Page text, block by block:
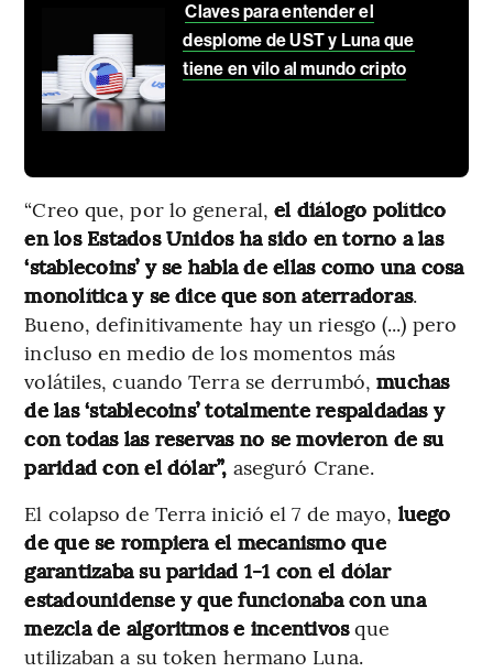
Claves para entender el
desplome de UST y Luna que
tiene en vilo al mundo cripto
“Creo que, por lo general,el diálogo político
en los Estados Unidos ha sido en torno a las
‘stablecoins’ y se habla de ellas como una cosa
monolítica y se dice que son aterradoras.
Bueno, definitivamente hay un riesgo (...) pero
incluso en medio de los momentos más
volátiles, cuando Terra se derrumbó,muchas
de las ‘stablecoins’ totalmente respaldadas y
con todas las reservas no se movieron de su
paridad con el dólar”, aseguró Crane.
El colapso de Terra inició el 7 de mayo, luego
de que se rompiera el mecanismo que
garantizaba su paridad 1-1 con el dólar
estadounidense y que funcionaba con una
mezcla de algoritmos e incentivosque
utilizaban a su token hermano Luna.